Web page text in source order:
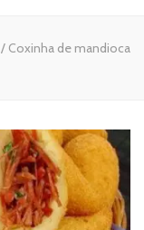
/ Coxinha de mandioca